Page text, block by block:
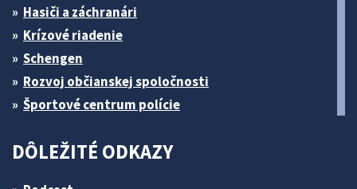
Hasiči a záchranári
Krízové riadenie
Schengen
Rozvoj občianskej spoločnosti
Športové centrum polície
DÔLEŽITÉ ODKAZY